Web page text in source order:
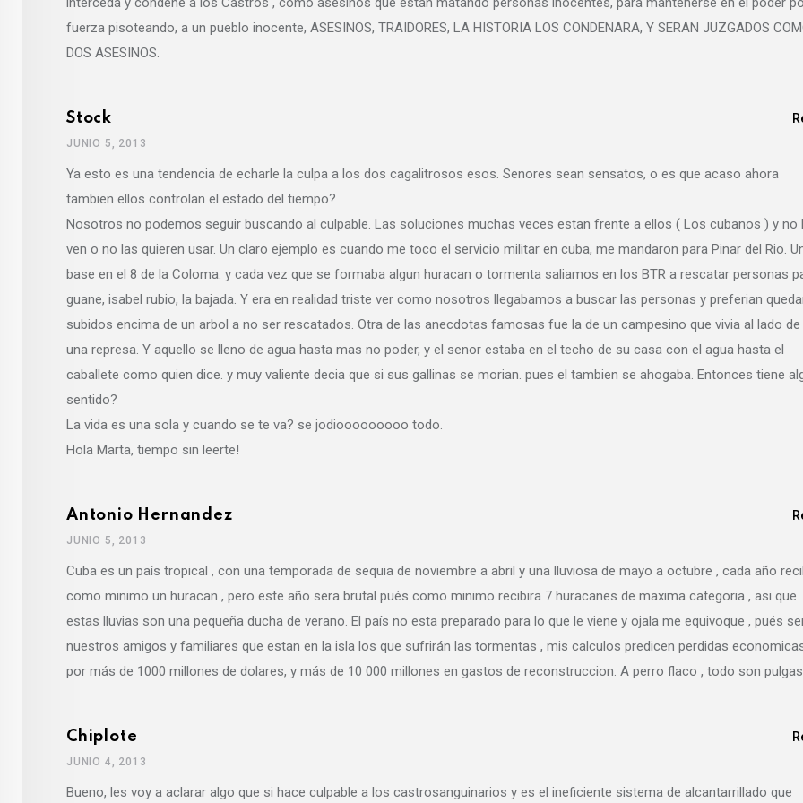
fuerza pisoteando, a un pueblo inocente, ASESINOS, TRAIDORES, LA HISTORIA LOS CONDENARA, Y SERAN JUZGADOS
DOS ASESINOS.
Stock
JUNIO 5, 2013
Ya esto es una tendencia de echarle la culpa a los dos cagalitrosos esos. Senores sean sensatos, o es que acaso ahora
tambien ellos controlan el estado del tiempo?
Nosotros no podemos seguir buscando al culpable. Las soluciones muchas veces estan frente a ellos ( Los cubanos ) y no
ven o no las quieren usar. Un claro ejemplo es cuando me toco el servicio militar en cuba, me mandaron para Pinar del Rio.
base en el 8 de la Coloma. y cada vez que se formaba algun huracan o tormenta saliamos en los BTR a rescatar personas
guane, isabel rubio, la bajada. Y era en realidad triste ver como nosotros llegabamos a buscar las personas y preferian
subidos encima de un arbol a no ser rescatados. Otra de las anecdotas famosas fue la de un campesino que vivia al lado de
una represa. Y aquello se lleno de agua hasta mas no poder, y el senor estaba en el techo de su casa con el agua hasta el
caballete como quien dice. y muy valiente decia que si sus gallinas se morian. pues el tambien se ahogaba. Entonces tiene
sentido?
La vida es una sola y cuando se te va? se jodiooooooooo todo.
Hola Marta, tiempo sin leerte!
Antonio Hernandez
JUNIO 5, 2013
Cuba es un país tropical , con una temporada de sequia de noviembre a abril y una lluviosa de mayo a octubre , cada año
como minimo un huracan , pero este año sera brutal pués como minimo recibira 7 huracanes de maxima categoria , asi que
estas lluvias son una pequeña ducha de verano. El país no esta preparado para lo que le viene y ojala me equivoque , pués
nuestros amigos y familiares que estan en la isla los que sufrirán las tormentas , mis calculos predicen perdidas
por más de 1000 millones de dolares, y más de 10 000 millones en gastos de reconstruccion. A perro flaco , todo son
Chiplote
JUNIO 4, 2013
Bueno, les voy a aclarar algo que si hace culpable a los castrosanguinarios y es el ineficiente sistema de alcantarrillado que